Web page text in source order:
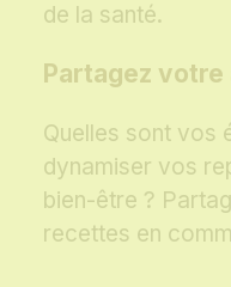
de la santé.
Partagez votre
Quelles sont vos
dynamiser vos
bien-être ?
recettes en